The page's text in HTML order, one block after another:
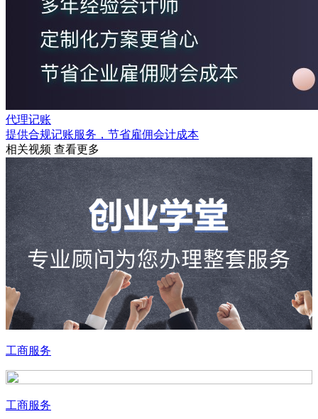
代理记账
提供合规记账服务，节省雇佣会计成本
相关视频 查看更多
工商服务
工商服务